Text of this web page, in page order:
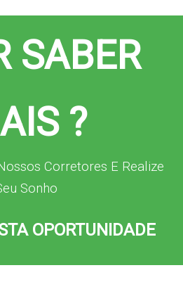
SABER
?
Corretores E Realize
Sonho
OPORTUNIDADE